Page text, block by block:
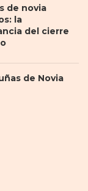
de novia
la
del cierre
de Novia